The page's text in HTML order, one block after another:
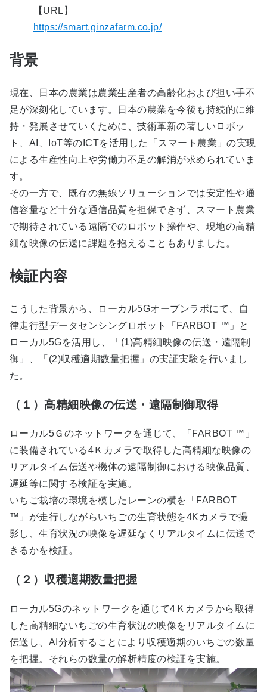
【URL】
https://smart.ginzafarm.co.jp/
背景
現在、日本の農業は農業生産者の高齢化および担い手不
足が深刻化しています。日本の農業を今後も持続的に維
持・発展させていくために、技術革新の著しいロボッ
ト、AI、IoT等のICTを活用した「スマート農業」の実現
による生産性向上や労働力不足の解消が求められていま
す。
その一方で、既存の無線ソリューションでは安定性や通
信容量など十分な通信品質を担保できず、スマート農業
で期待されている遠隔でのロボット操作や、現地の高精
細な映像の伝送に課題を抱えることもありました。
検証内容
こうした背景から、ローカル5Gオープンラボにて、自
律走行型データセンシングロボット「FARBOT ™」と
ローカル5Gを活用し、「(1)高精細映像の伝送・遠隔制
御」、「(2)収穫適期数量把握」の実証実験を行いまし
た。
（１）高精細映像の伝送・遠隔制御取得
ローカル5Ｇのネットワークを通じて、「FARBOT ™」
に装備されている4Ｋカメラで取得した高精細な映像の
リアルタイム伝送や機体の遠隔制御における映像品質、
遅延等に関する検証を実施。
いちご栽培の環境を模したレーンの横を「FARBOT
™」が走行しながらいちごの生育状態を4Kカメラで撮
影し、生育状況の映像を遅延なくリアルタイムに伝送で
きるかを検証。
（２）収穫適期数量把握
ローカル5Gのネットワークを通じて4Ｋカメラから取得
した高精細ないちごの生育状況の映像をリアルタイムに
伝送し、AI分析することにより収穫適期のいちごの数量
を把握。それらの数量の解析精度の検証を実施。